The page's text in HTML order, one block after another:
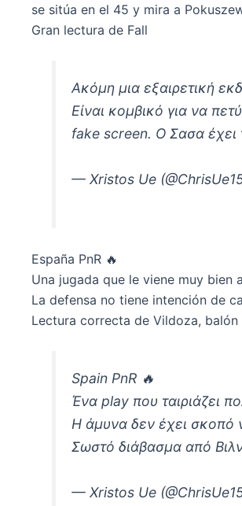
se sitúa en el 45 y mira a
Gran lectura de Fall
Ακόμη μια εξαιρετική
Είναι κομβικό για να
fake screen. Ο Σασα έχει
— Xristos Ue
España PnR 🔥
Una jugada que le viene muy bien
La defensa no tiene intención de
Lectura correcta de Vildoza,
Spain PnR 🔥
Ένα play που ταιριάζει
Η άμυνα δεν έχει σκοπό
Σωστό διάβασμα από
— Xristos Ue